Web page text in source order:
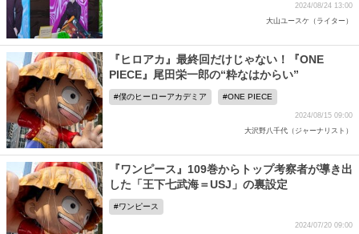
2024/08/24 13:00
大山ユースケ（ライター）
『ヒロアカ』最終回だけじゃない！『ONE
PIECE』尾田栄一郎の“粋なはからい”
僕のヒーローアカデミア ONE PIECE
2024/08/15 09:00
大沢野八千代（ジャーナリスト）
『ワンピース』109巻からトップ考察者が導き出
した「王下七武海＝USJ」の裏設定
ワンピース
2024/07/20 09:00